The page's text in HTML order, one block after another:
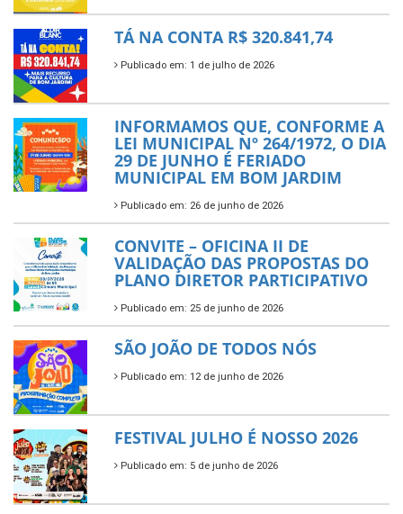
TÁ NA CONTA R$ 320.841,74
Publicado em: 1 de julho de 2026
INFORMAMOS QUE, CONFORME A
LEI MUNICIPAL Nº 264/1972, O DIA
29 DE JUNHO É FERIADO
MUNICIPAL EM BOM JARDIM
Publicado em: 26 de junho de 2026
CONVITE – OFICINA II DE
VALIDAÇÃO DAS PROPOSTAS DO
PLANO DIRETOR PARTICIPATIVO
Publicado em: 25 de junho de 2026
SÃO JOÃO DE TODOS NÓS
Publicado em: 12 de junho de 2026
FESTIVAL JULHO É NOSSO 2026
Publicado em: 5 de junho de 2026